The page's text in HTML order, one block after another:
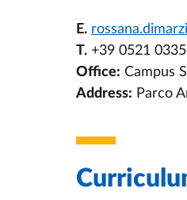
E.
T. +39 0521
Office: Campus
Address: Parco